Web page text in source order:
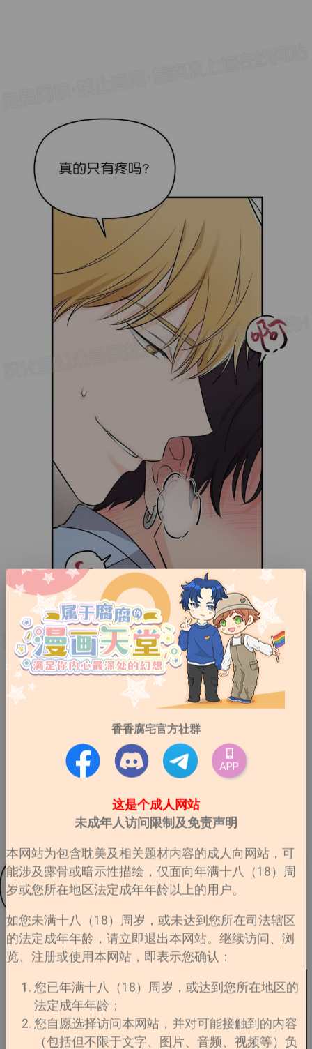
香香腐宅官方社群
APP
这是个成人网站
未成年人访问限制及免责声明
本网站为包含耽美及相关题材内容的成人向网站，可
能涉及露骨或暗示性描绘，仅面向年满十八（18）周
岁或您所在地区法定成年年龄以上的用户。
如您未满十八（18）周岁，或未达到您所在司法辖区
的法定成年年龄，请立即退出本网站。继续访问、浏
览、注册或使用本网站，即表示您确认：
您已年满十八（18）周岁，或达到您所在地区的
法定成年年龄；
您自愿选择访问本网站，并对可能接触到的内容
（包括但不限于文字、图片、音频、视频等）负